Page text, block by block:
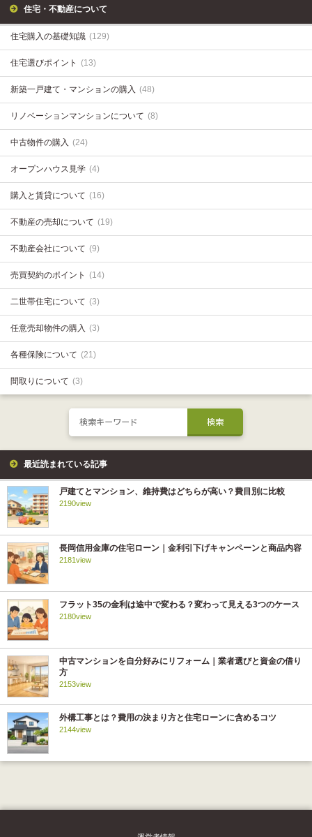
住宅・不動産について
住宅購入の基礎知識 (129)
住宅選びポイント (13)
新築一戸建て・マンションの購入 (48)
リノベーションマンションについて (8)
中古物件の購入 (24)
オープンハウス見学 (4)
購入と賃貸について (16)
不動産の売却について (19)
不動産会社について (9)
売買契約のポイント (14)
二世帯住宅について (3)
任意売却物件の購入 (3)
各種保険について (21)
間取りについて (3)
最近読まれている記事
戸建てとマンション、維持費はどちらが高い？費目別に比較
2190view
長岡信用金庫の住宅ローン｜金利引下げキャンペーンと商品内容
2181view
フラット35の金利は途中で変わる？変わって見える3つのケース
2180view
中古マンションを自分好みにリフォーム｜業者選びと資金の借り
方
2153view
外構工事とは？費用の決まり方と住宅ローンに含めるコツ
2144view